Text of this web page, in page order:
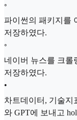
◦
파이썬의 패키지를
저장하였다.
◦
네이버 뉴스를 크롤
저장하였다.
•
차트데이터, 기술지
와 GPT에 보내고